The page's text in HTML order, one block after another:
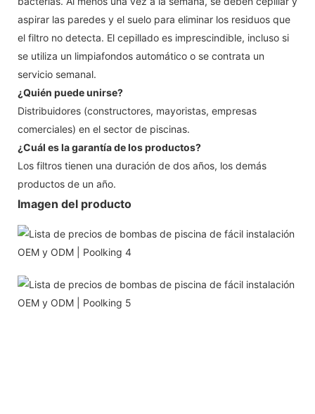
aspirar las paredes y el suelo para eliminar los residuos que
el filtro no detecta. El cepillado es imprescindible, incluso si
se utiliza un limpiafondos automático o se contrata un
servicio semanal.
¿Quién puede unirse?
Distribuidores (constructores, mayoristas, empresas
comerciales) en el sector de piscinas.
¿Cuál es la garantía de los productos?
Los filtros tienen una duración de dos años, los demás
productos de un año.
Imagen del producto